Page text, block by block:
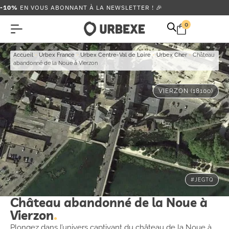
-10% EN VOUS ABONNANT À LA NEWSLETTER ! 🎉
0
Accueil - Urbex France - Urbex Centre-Val de Loire-Urbex Cher-Château
abandonné de la Noue à Vierzon
VIERZON (18100)
#JEGTQ
Château abandonné de la Noue à
Vierzon